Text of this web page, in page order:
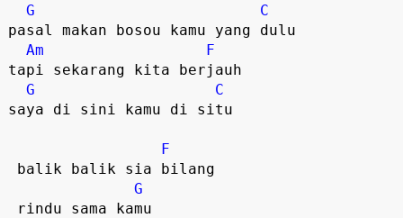
G
C
pasal makan bosou kamu yang dulu
Am
F
tapi sekarang kita berjauh
G
C
saya di sini kamu di situ
F
G